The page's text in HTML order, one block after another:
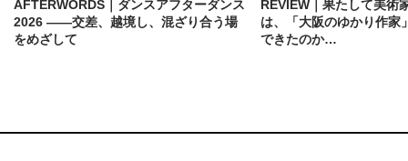
AFTERWORDS｜ダンスアフターダンス
2026 ——交差、越境し、混ざり合う場
をめざして
REVIEW｜果たして美術
は、「大阪のゆかり作家
できたのか…